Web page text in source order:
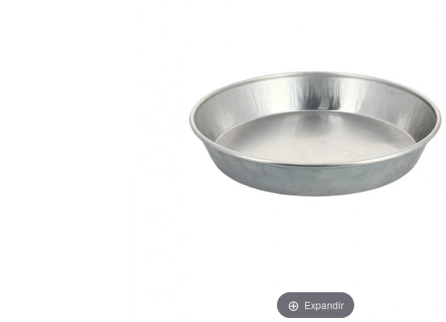
Expandir